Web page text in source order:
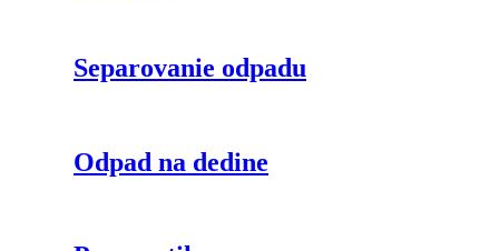
Separovanie odpadu
Odpad na dedine